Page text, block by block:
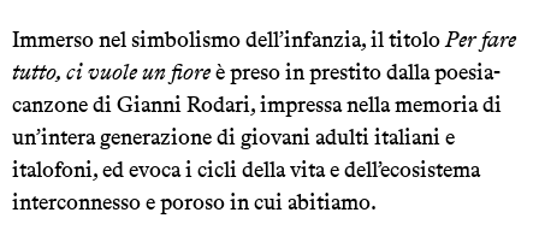
Immerso nel simbolismo dell’infanzia, il titoloPer fare
tutto, ci vuole un fioreè preso in prestito dalla poesia-
canzone di Gianni Rodari, impressa nella memoria di
un’intera generazione di giovani adulti italiani e
italofoni, ed evoca i cicli della vita e dell’ecosistema
interconnesso e poroso in cui abitiamo.